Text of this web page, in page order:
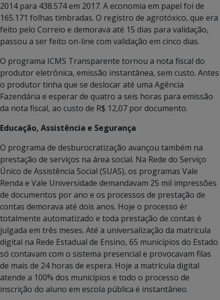
2014 para 438.574 em 2017. A economia em papel foi de
165.171 folhas timbradas. O registro de agrotóxico, que era
feito pelo Correio e demorava até 15 dias para validação,
passou a ser feito on-line com validação em cinco dias.
O programa ICMS Transparente tornou a nota fiscal do
produtor eletrônica, emissão instantânea, sem custo. Antes
o produtor tinha que se deslocar até uma Agência
Fazendária e esperar de quatro a seis horas para emissão
da nota fiscal, ao custo de R$ 12,07 por documento.
Educação, Assistência e Segurança
O programa de desburocratização avançou também na
prestação de serviços na área social. Na Rede do Serviço
Único de Assistência Social (SUAS), os programas Vale
Renda e Vale Universidade demandavam 25 mil impressões
de documentos por ano e os processos de prestação de
contas demorava até dois anos. Hoje o processo ér
totalmente automatizado e toda prestação de contas é
julgada em três meses. Até a universalização da matrícula
digital na Rede Estadual de Ensino, 65 municípios do Estado
só contavam com o sistema presencial e provocavam filas
de mais de 24 horas de espera. Hoje a matrícula digital
atende a 100% dos municípios e todo o processo de
inscrição do aluno em escola pública é instantâneo.